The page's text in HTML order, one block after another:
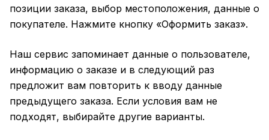
позиции заказа, выбор местоположения, данные о
покупателе. Нажмите кнопку «Оформить заказ».
Наш сервис запоминает данные о пользователе,
информацию о заказе и в следующий раз
предложит вам повторить к вводу данные
предыдущего заказа. Если условия вам не
подходят, выбирайте другие варианты.